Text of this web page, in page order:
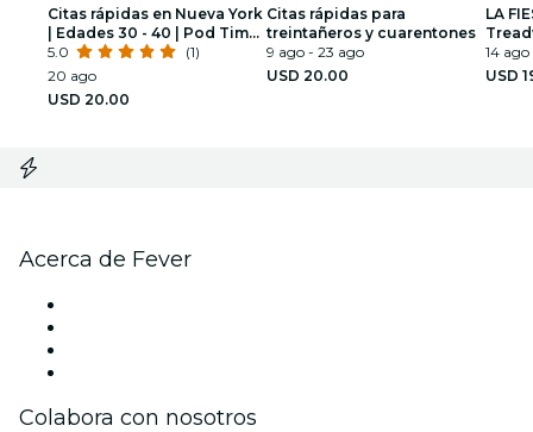
Citas rápidas en Nueva York
| Edades 30 - 40 | Pod Times
Square
5.0
(1)
20 ago
USD 20.00
Citas rápidas para
treintañeros y cuarentones
9 ago - 23 ago
USD 20.00
LA
14 ago
USD
Acerca de Fever
Colabora con nosotros